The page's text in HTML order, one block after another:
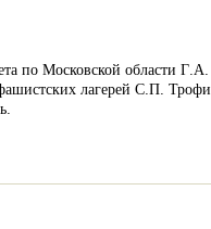
по Московской области
лагерей С.П.